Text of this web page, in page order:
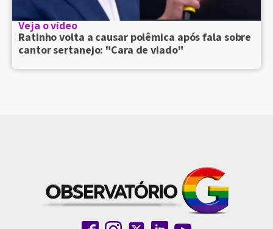
Veja o vídeo
Ratinho volta a causar polêmica após fala sobre
cantor sertanejo: "Cara de viado"